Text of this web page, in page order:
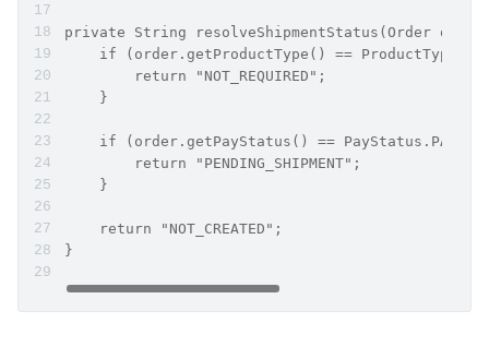
private String resolveShipmentStatus(Order
if (order.getProductType() ==
        return "NOT_REQUIRED";
    }
if (order.getPayStatus() == PayStatus.PAID)
        return "PENDING_SHIPMENT";
    }
    return "NOT_CREATED";
}